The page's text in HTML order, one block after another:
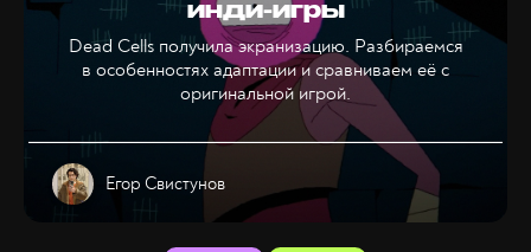
инди-игры
Dead Cells получила экранизацию. Разбираемся
в особенностях адаптации и сравниваем её с
оригинальной игрой.
Егор Свистунов